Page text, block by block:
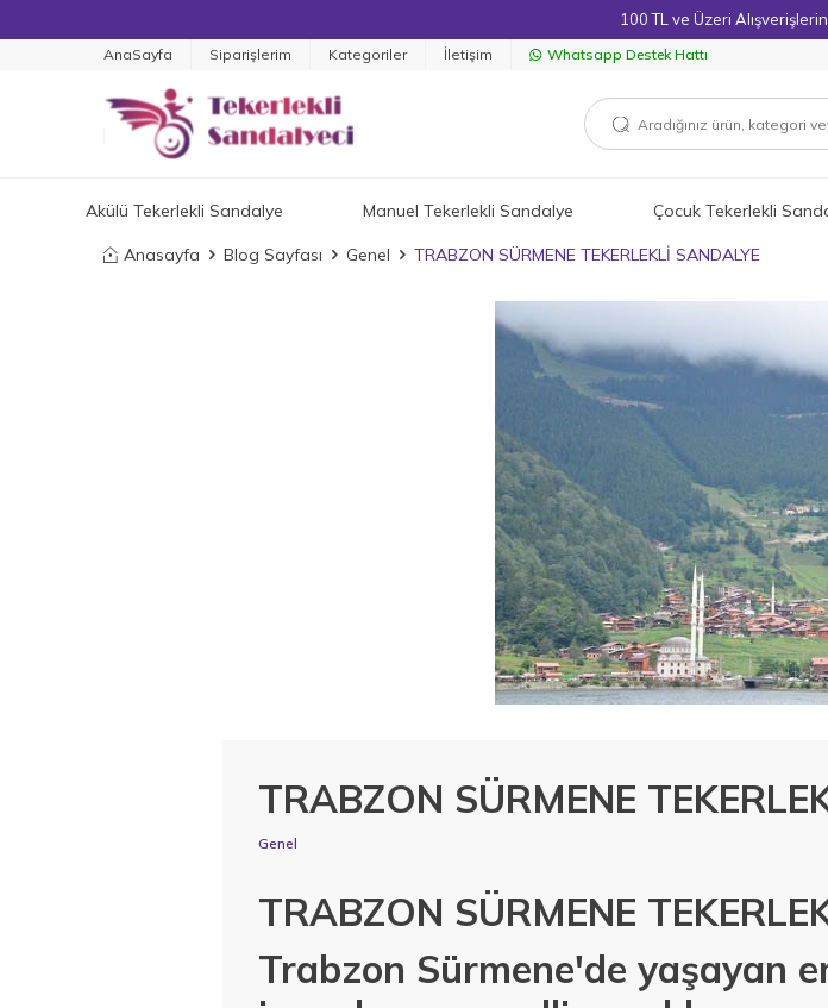
100 TL ve Üzeri
AnaSayfa Siparişlerim Kategoriler İletişim Whatsapp Destek Hattı
Akülü Tekerlekli Sandalye Manuel Tekerlekli Sandalye Çocuk Tekerlekli
Anasayfa Blog Sayfası Genel TRABZON SÜRMENE TEKERLEKLİ SANDALYE
TRABZON SÜRMENE
Genel
TRABZON SÜRMENE
Trabzon Sürmene'de yaşayan